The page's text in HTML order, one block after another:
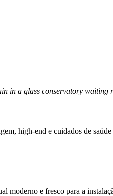
in a glass conservatory waiting
high-end e cuidados de
moderno e fresco para a